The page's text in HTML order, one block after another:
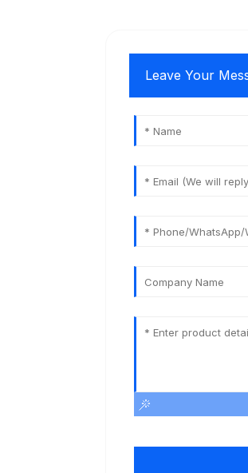
Leave Your